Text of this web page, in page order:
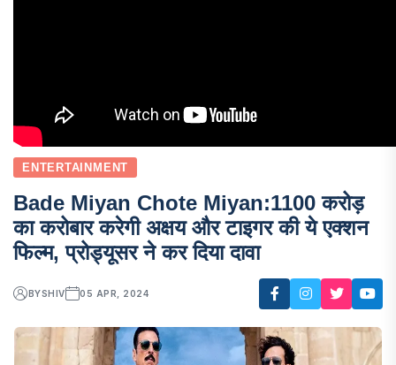
ENTERTAINMENT
Bade Miyan Chote Miyan:1100 करोड़
का करोबार करेगी अक्षय और टाइगर की ये एक्शन
फिल्म, प्रोड्यूसर ने कर दिया दावा
BYSHIV 05 APR, 2024